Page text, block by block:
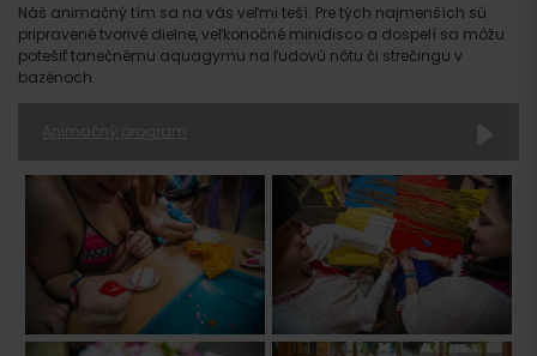
Náš animačný tím sa na vás veľmi teší. Pre tých najmenších sú
pripravené tvorivé dielne, veľkonočné minidisco a dospelí sa môžu
potešiť tanečnému aquagymu na ľudovú nôtu či strečingu v
bazénoch.
Čas
Miesto
10:00
Vítanie hostí
Átrium
11.00
Ranná rozcvička
pri reštaurácii Bistro
12.00
Šport a zábavné hry
detský bazén
14:00
pri reštauruácii
14.00
Vystúpenie Folklórneho